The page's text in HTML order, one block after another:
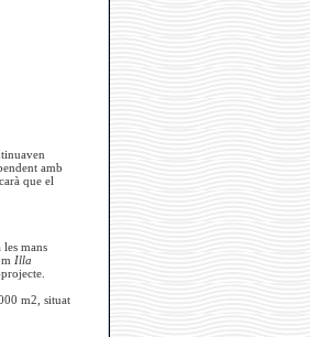
amb
que el
mans
Illa
m2, situat